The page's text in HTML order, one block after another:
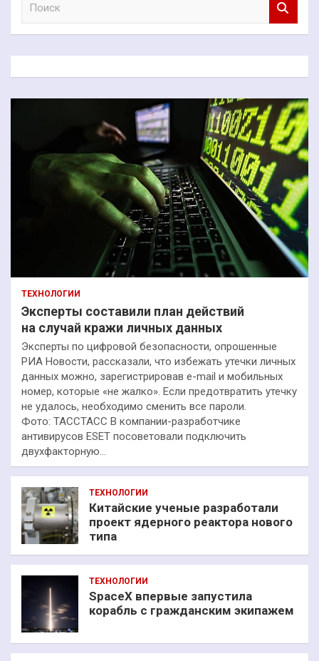
к
ТЕХНОЛОГИИ
Эксперты составили план действий
на случай кражи личных данных
Эксперты по цифровой безопасности, опрошенные
РИА Новости, рассказали, что избежать утечки личных
данных можно, зарегистрировав e-mail и мобильных
номер, которые «не жалко». Если предотвратить утечку
не удалось, необходимо сменить все пароли.
Фото: ТАССТАСС В компании-разработчике
антивирусов ESET посоветовали подключить
двухфакторную…
ТЕХНОЛОГИИ
Китайские ученые разработали
проект ядерного реактора нового
типа
ТЕХНОЛОГИИ
SpaceX впервые запустила
корабль с гражданским экипажем